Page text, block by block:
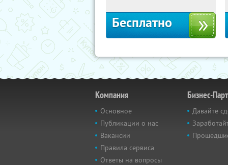
Бесплатно
Компания
Основное
Публикации о нас
Вакансии
Правила сервиса
Ответы на вопросы
Бизнес-
Давайте